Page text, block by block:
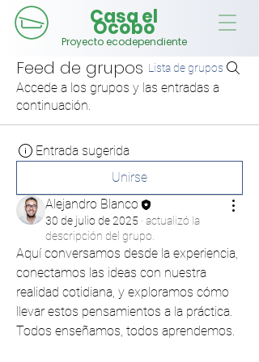
Casa el
Ocobo
Proyecto ecodependiente
Feed de grupos Lista de grupos
Accede a los grupos y las entradas a
continuación.
Entrada sugerida
Unirse
Alejandro Blanco
30 de julio de 2025 · actualizó la
descripción del grupo.
Aquí conversamos desde la experiencia,
conectamos las ideas con nuestra
realidad cotidiana, y exploramos cómo
llevar estos pensamientos a la práctica.
Todos enseñamos, todos aprendemos.